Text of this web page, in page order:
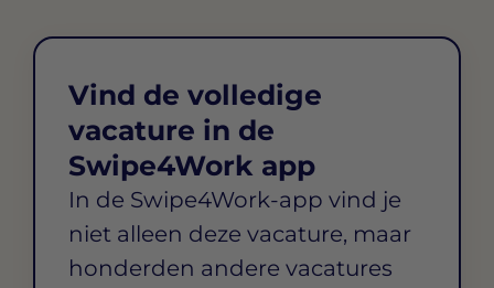
Vind de volledige
vacature in de
Swipe4Work app
In de Swipe4Work-app vind je
niet alleen deze vacature, maar
honderden andere vacatures